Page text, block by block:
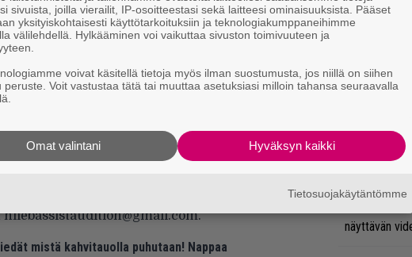
mistä kahvitauolla puhutaan! Nappaa
Vartiaisen
metal? Pian
Se on nyt tai
Malmsteen –
uuden
Weezer-
tulee
Blind
näyttävän
sivuista, joilla vierailit, IP-osoitteestasi sekä laitteesi ominaisuuksista. Pääset
yksityiskohtaisesti käyttötarkoituksiin ja teknologiakumppaneihimme
välilehdellä. Hylkääminen voi vaikuttaa sivuston toimivuuteen ja
voivat käsitellä tietoja myös ilman suostumusta, jos niillä on siihen
peruste. Voit vastustaa tätä tai muuttaa asetuksiasi milloin tahansa seuraavalla
Hyväksyn kaikki
Omat valintani
Tietosuojakäytäntömme